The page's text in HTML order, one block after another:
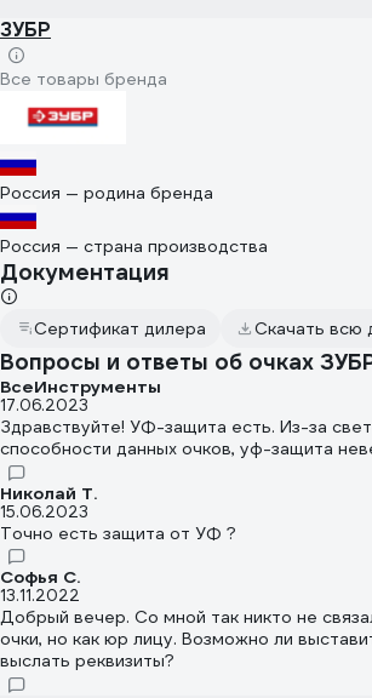
ЗУБР
Все товары бренда
Россия — родина бренда
Россия — страна производства
Документация
Сертификат дилера Скачать всю
Вопросы и ответы об очках
ВсеИнструменты
17.06.2023
Здравствуйте! УФ-защита есть. Из-за
способности данных очков, уф-защита
Николай Т.
15.06.2023
Точно есть защита от УФ ?
Софья C.
13.11.2022
Добрый вечер. Со мной так никто не
очки, но как юр лицу. Возможно ли выставить счет? Куда
выслать реквизиты?